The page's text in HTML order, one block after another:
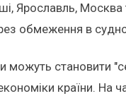
Ярославль,
обмеження в
можуть становити
країни. На